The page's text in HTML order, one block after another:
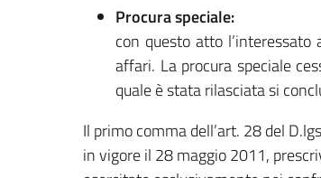
Procura speciale:
con questo atto
affari. La procura speciale
quale è stata rilasciata si
Il primo comma dell’art. 28 del
in vigore il 28 maggio 2011,